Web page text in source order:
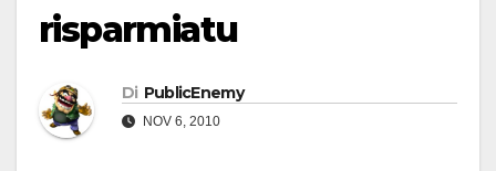
risparmiatu
Di PublicEnemy
NOV 6, 2010